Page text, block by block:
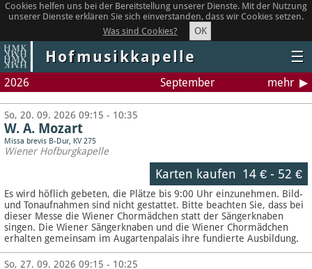
Cookies helfen uns bei der Bereitstellung unserer Dienste. Mit der Nutzung
unserer Dienste erklären Sie sich einverstanden, dass wir Cookies setzen.
Was sind Cookies?
OK
Hofmusikkapelle ☰
2026 September mehr
So, 20. 09. 2026 09:15 - 10:35
W. A. Mozart
Missa brevis B-Dur, KV 275
Wiener Hofburgkapelle
Karten kaufen 14 €- 52 €
Es wird höflich gebeten, die Plätze bis 9:00 Uhr einzunehmen. Bild-
und Tonaufnahmen sind nicht gestattet. Bitte beachten Sie, dass bei
dieser Messe die Wiener Chormädchen statt der Sängerknaben
singen. Die Wiener Sängerknaben und die Wiener Chormädchen
erhalten gemeinsam im Augartenpalais ihre fundierte Ausbildung.
So, 27. 09. 2026 09:15 - 10:25